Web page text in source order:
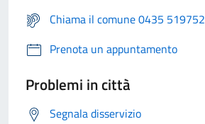
Chiama il comune 0435 519752
Prenota un appuntamento
Problemi in città
Segnala disservizio